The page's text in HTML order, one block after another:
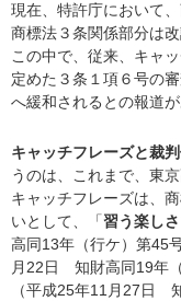
CONTACT お問い合わせ
現在、特許庁において
商標法３条関係部分は
この中で、従来、キャ
定めた３条１項６号の
へ緩和されるとの報道が
キャッチフレーズと裁
うのは、これまで、東
キャッチフレーズは、
いとして、「習う楽し
高同13年（行ケ）第45
月22日 知財高同19年
（平成25年11月27日